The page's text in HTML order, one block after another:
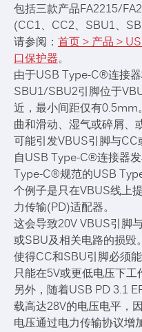
包括三款产品FA2215/
(CC1、CC2、SBU1、
请参阅： 首页 > 产品 >
口保护器。
由于USB Type-C®连接
SBU1/SBU2引脚位于
近，最小间距仅有
曲和滑动、湿气或碎屑、
可能引发VBUS引脚与CC
自USB Type-C®连接器
Type-C®规范的USB
个例子是只在VBUS线上
力传输(PD)适配器。
这会导致20V VBUS引脚
或SBU及相关电路的损毁
使得CC和SBU引脚必须
只能在5V或更低电压下工
另外，随着USB PD 3.1
载高达28V的电压电平，
电压通过电力传输协议增